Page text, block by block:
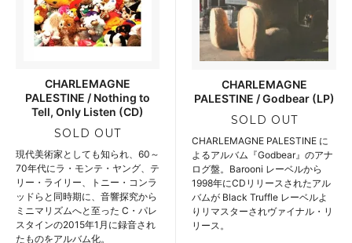
CHARLEMAGNE
PALESTINE / Nothing to
Tell, Only Listen (CD)
SOLD OUT
現代美術家としても知られ、60～
70年代にラ・モンテ・ヤング、テ
リー・ライリー、トニー・コンラ
ッドらと同時期に、音響探究から
ミニマリズムへと至った C・パレ
スタインの2015年1月に録音され
たものをアルバム化。
CHARLEMAGNE
PALESTINE / Godbear (LP)
SOLD OUT
CHARLEMAGNE PALESTINE に
よるアルバム『Godbear』のアナ
ログ盤。Barooni レーベルから
1998年にCDリリースされたアル
バムが Black Truffle レーベルよ
りリマスターされヴァイナル・リ
リース。